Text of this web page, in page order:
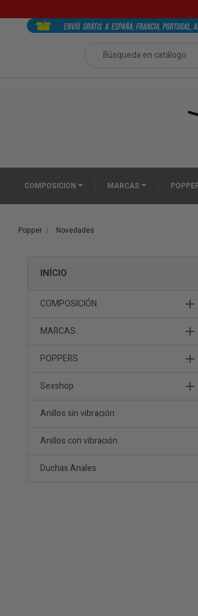
COMPOSICION MARCAS
Popper Novedades
INÍCIO
COMPOSICIÓN
MARCAS
POPPERS
Sexshop
Anillos sin vibración
Anillos con vibración
Duchas Anales